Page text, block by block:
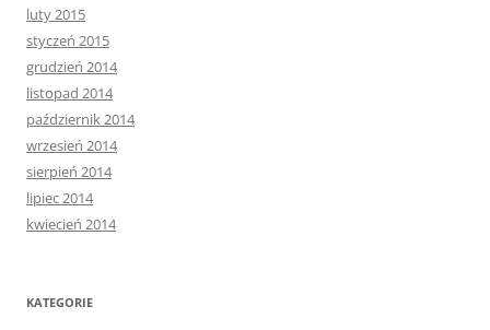
luty 2015
styczeń 2015
grudzień 2014
listopad 2014
październik 2014
wrzesień 2014
sierpień 2014
lipiec 2014
kwiecień 2014
KATEGORIE